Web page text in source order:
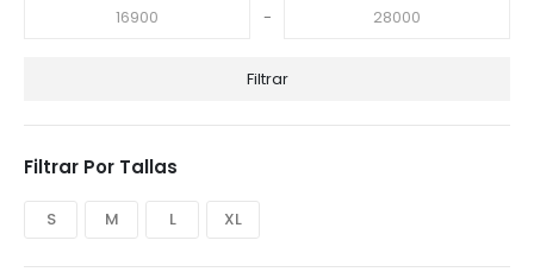
-
Filtrar
Filtrar Por Tallas
S M L XL